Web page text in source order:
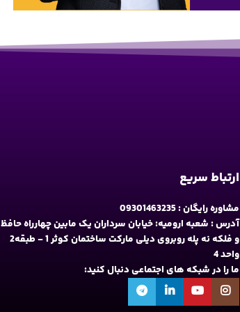
ارتباط سریع
مشاوره رایگان : 09301463235
آدرس : شعبه ارومیه: خیابان سرداران یک مابین چهارراه حافظ
و فلکه نه پله روبروی دیلی مارکت ساختمان کوثر 1 - طبقه2
واحد 4
ما را در شبکه های اجتماعی دنبال کنید: